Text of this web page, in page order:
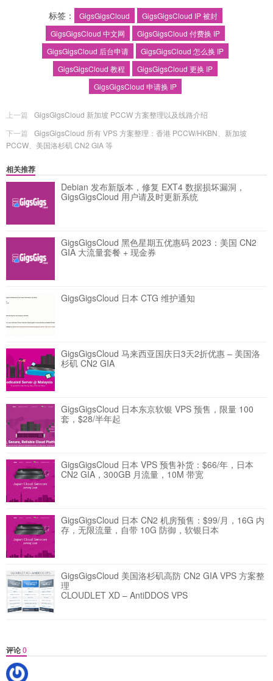
标签： GigsGigsCloud
GigsGigsCloud IP 被封
GigsGigsCloud 中文网
GigsGigsCloud 付费换 IP
GigsGigsCloud 后台申请
GigsGigsCloud 怎么换 IP
GigsGigsCloud 教程
GigsGigsCloud 更换 IP
GigsGigsCloud 申请换 IP
上一篇
GigsGigsCloud 新加坡 PCCW 方案整理以及线路介绍
下一篇
GigsGigsCloud 所有 VPS 方案整理：香港 PCCW/HKBN、新加坡
PCCW、美国洛杉矶 CN2 GIA 等
相关推荐
Debian 发布新版本，修复 EXT4 数据损坏漏洞，
GigsGigsCloud 用户请及时更新系统
GigsGigsCloud 黑色星期五优惠码 2023：美国 CN2
GIA 大流量套餐 + 现金券
GigsGigsCloud 日本 CTG 维护通知
GigsGigsCloud 马来西亚国庆日3天2折优惠 – 美国洛
杉矶 CN2 GIA
GigsGigsCloud 日本东京软银 VPS 预售，限量 100
套，$28/半年起
GigsGigsCloud 日本 VPS 预售补货：$66/年，日本
CN2 GIA，300GB 月流量，10M 带宽
GigsGigsCloud 日本 CN2 机房预售：$99/月，16G 内
存，无限流量，自带 10G 防御，软银日本
GigsGigsCloud 美国洛杉矶高防 CN2 GIA VPS 方案整
理
CLOUDLET XD – AntiDDOS VPS
评论0